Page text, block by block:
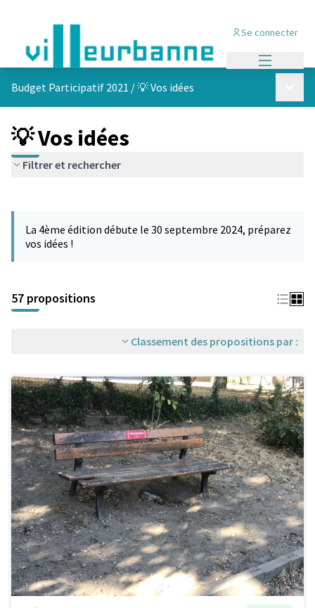
Se connecter
Budget Participatif 2021 /💡 Vos idées
💡 Vos idées
Filtrer et rechercher
La 4ème édition débute le 30 septembre 2024, préparez
vos idées !
57 propositions
Classement des propositions par :